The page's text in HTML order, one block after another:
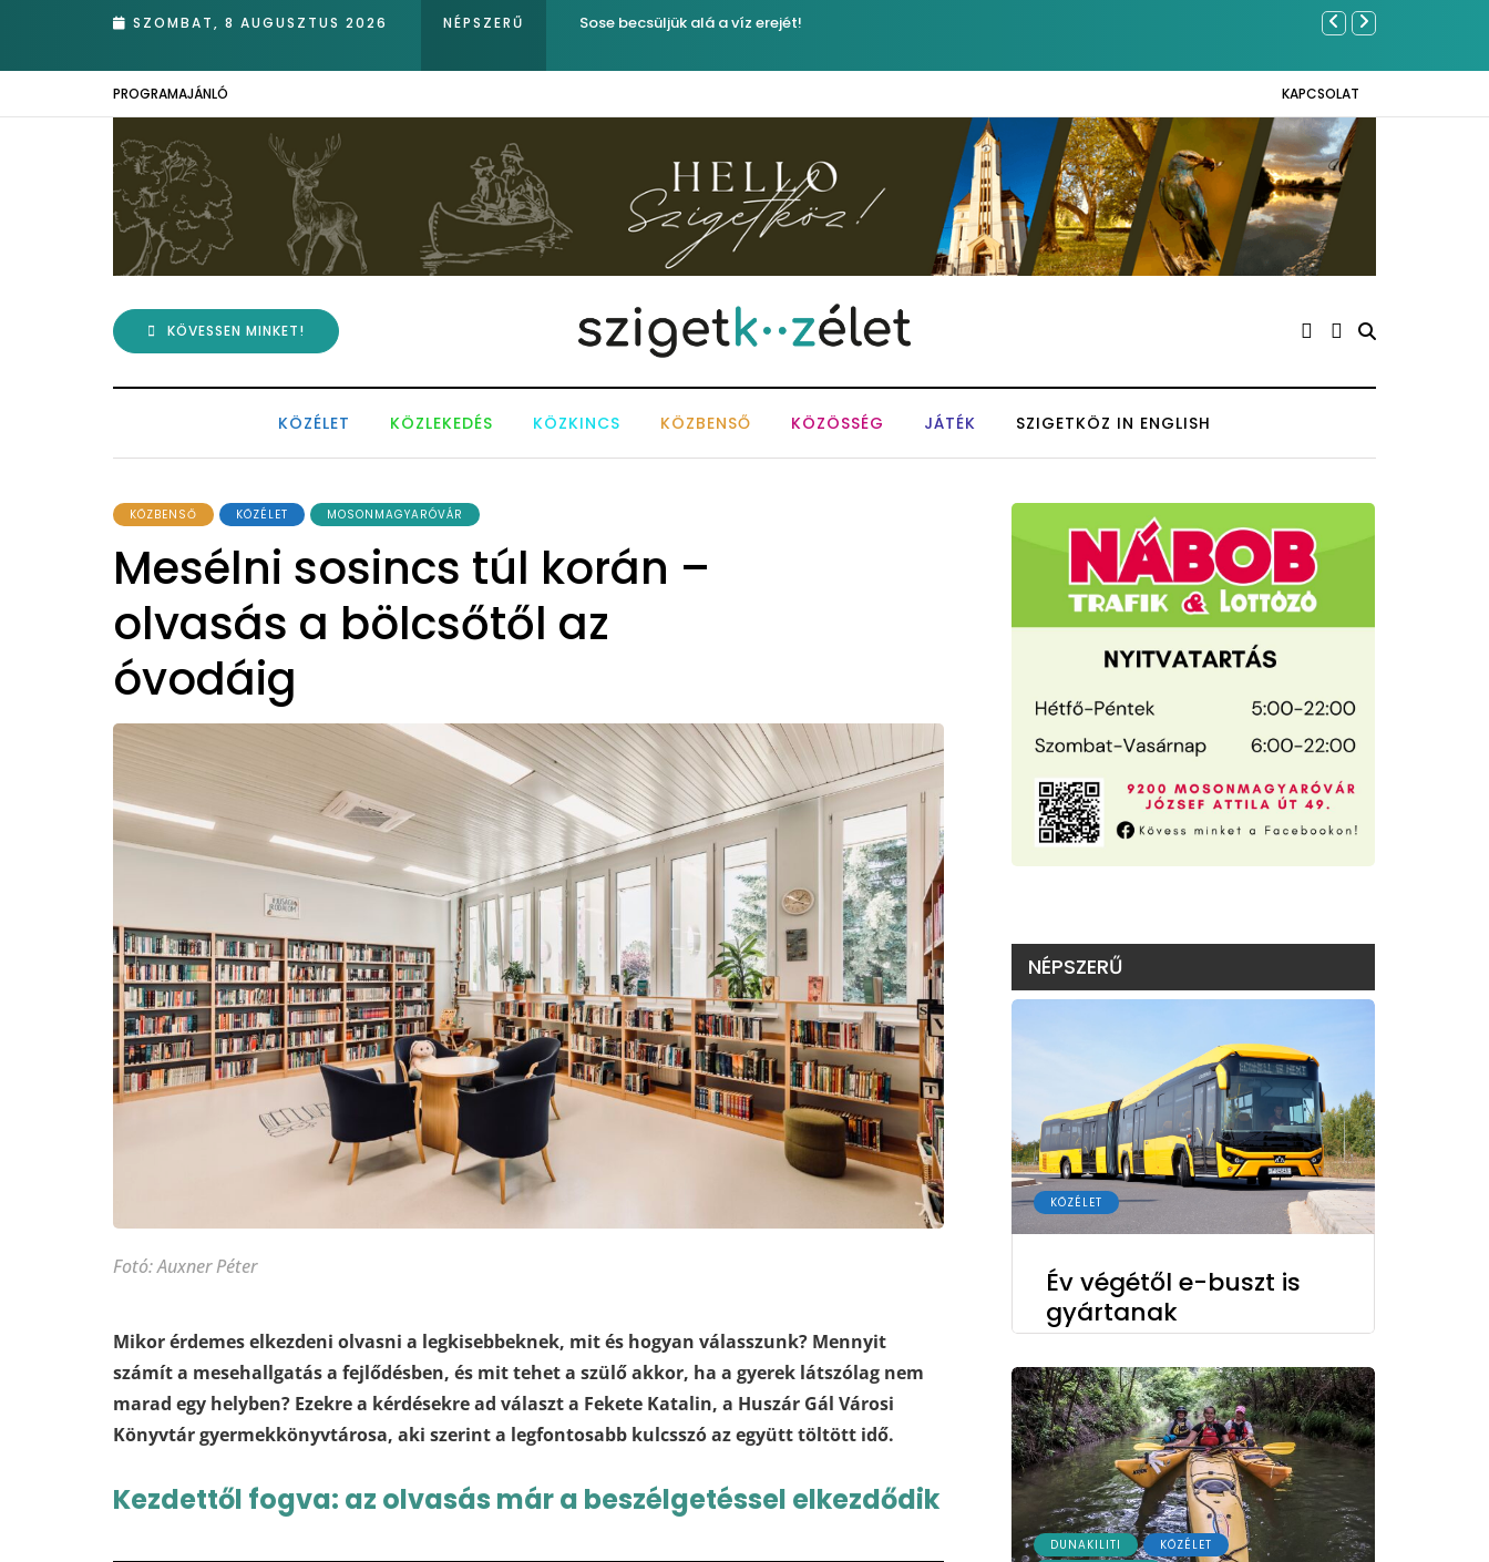
SZOMBAT, 8 AUGUSZTUS 2026 NÉPSZERŰ
Közel tízezer fecske a morotva nádasában – Kiemelkedő hazai eredmények az Európai Madármegfigyelő
PROGRAMAJÁNLÓ KAPCSOLAT
KÖVESSEN MINKET!
KÖZÉLET KÖZLEKEDÉS KÖZKINCS KÖZBENSŐ KÖZÖSSÉG JÁTÉK SZIGETKÖZ IN ENGLISH
KÖZBENSŐ KÖZÉLET MOSONMAGYARÓVÁR
Mesélni sosincs túl korán –
olvasás a bölcsőtől az
óvodáig
Fotó: Auxner Péter
Mikor érdemes elkezdeni olvasni a legkisebbeknek, mit és hogyan válasszunk? Mennyit
számít a mesehallgatás a fejlődésben, és mit tehet a szülő akkor, ha a gyerek látszólag nem
marad egy helyben? Ezekre a kérdésekre ad választ a Fekete Katalin, a Huszár Gál Városi
Könyvtár gyermekkönyvtárosa, aki szerint a legfontosabb kulcsszó az együtt töltött idő.
Kezdettől fogva: az olvasás már a beszélgetéssel elkezdődik
NÉPSZERŰ
KÖZÉLET
Év végétől e-buszt is
gyártanak
DUNAKILITI
KÖZÉLET